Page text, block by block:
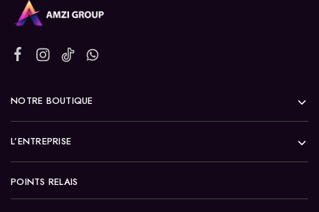
NOTRE BOUTIQUE
L’ENTREPRISE
POINTS RELAIS